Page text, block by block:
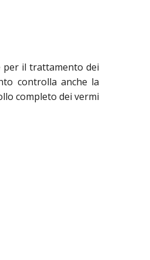
per il trattamento dei
controlla anche la
completo dei vermi